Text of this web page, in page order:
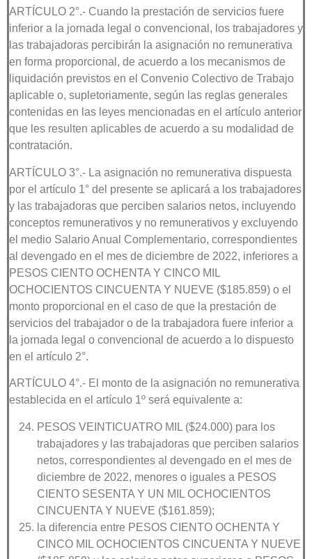
ARTÍCULO 2°.- Cuando la prestación de servicios fuere
inferior a la jornada legal o convencional, los trabajadores y
las trabajadoras percibirán la asignación no remunerativa
en forma proporcional, de acuerdo a los mecanismos de
liquidación previstos en el Convenio Colectivo de Trabajo
aplicable o, supletoriamente, según las reglas generales
contenidas en las leyes mencionadas en el artículo anterior
que les resulten aplicables de acuerdo a su modalidad de
contratación.
ARTÍCULO 3°.- La asignación no remunerativa dispuesta
por el artículo 1° del presente se aplicará a los trabajadores
y las trabajadoras que perciben salarios netos, incluyendo
conceptos remunerativos y no remunerativos y excluyendo
el medio Salario Anual Complementario, correspondientes
al devengado en el mes de diciembre de 2022, inferiores a
PESOS CIENTO OCHENTA Y CINCO MIL
OCHOCIENTOS CINCUENTA Y NUEVE ($185.859) o el
monto proporcional en el caso de que la prestación de
servicios del trabajador o de la trabajadora fuere inferior a
la jornada legal o convencional de acuerdo a lo dispuesto
en el artículo 2°.
ARTÍCULO 4°.- El monto de la asignación no remunerativa
establecida en el artículo 1º será equivalente a:
PESOS VEINTICUATRO MIL ($24.000) para los
trabajadores y las trabajadoras que perciben salarios
netos, correspondientes al devengado en el mes de
diciembre de 2022, menores o iguales a PESOS
CIENTO SESENTA Y UN MIL OCHOCIENTOS
CINCUENTA Y NUEVE ($161.859);
la diferencia entre PESOS CIENTO OCHENTA Y
CINCO MIL OCHOCIENTOS CINCUENTA Y NUEVE